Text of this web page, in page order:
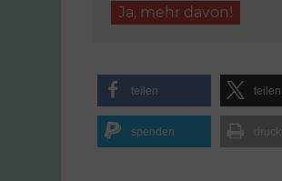
teilen teilen
spenden